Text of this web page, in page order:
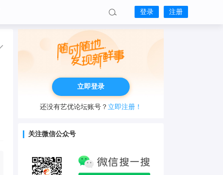
登录 注册
立即登录
还没有艺优论坛账号？ 立即注册！
关注微信公众号